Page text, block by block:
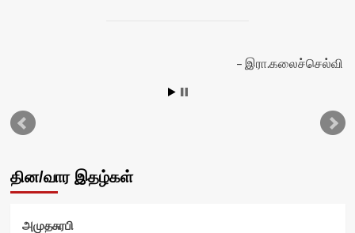
இரா.கலைச்செல்வி
தின/வார இதழ்கள்
அமுதசுரபி